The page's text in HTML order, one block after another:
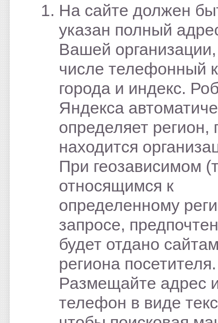
На сайте должен
указан полный
Вашей
числе телефонный
города и индекс.
Яндекса
определяет регион,
находится
При геозависимом
относящимся к
определенному
запросе,
будет отдано
региона посетителя.
Размещайте адрес
телефон в виде